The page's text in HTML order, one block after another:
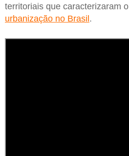
territoriais que caracterizaram o
urbanização no Brasil .